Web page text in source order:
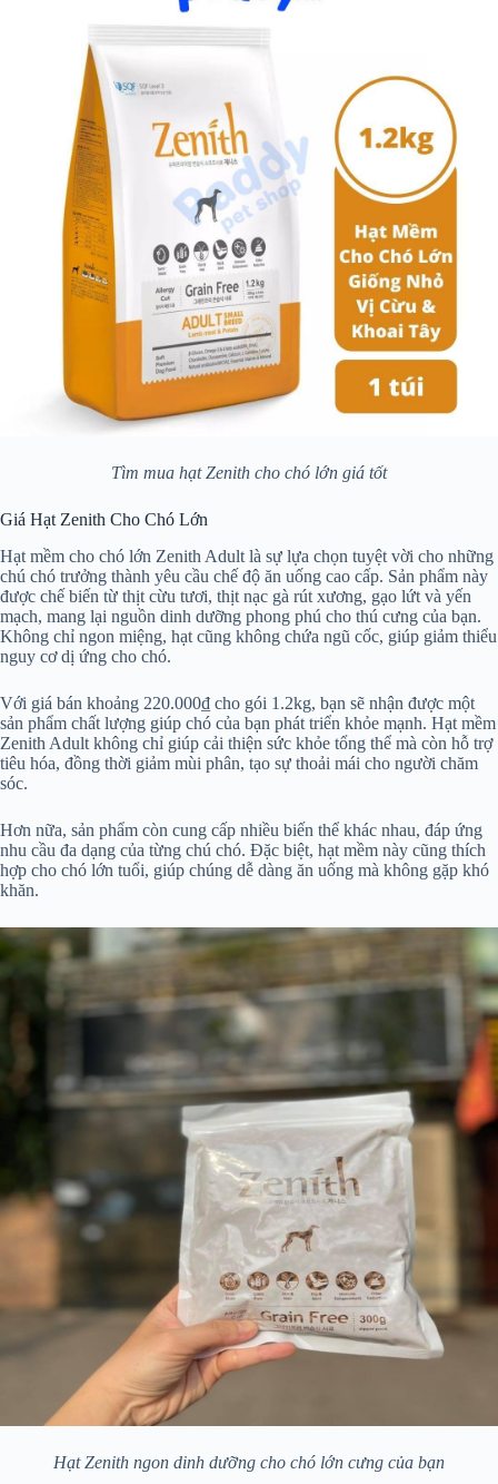
Tìm mua hạt Zenith cho chó lớn giá tốt
Giá Hạt Zenith Cho Chó Lớn
Hạt mềm cho chó lớn Zenith Adult là sự lựa chọn tuyệt vời cho những
chú chó trưởng thành yêu cầu chế độ ăn uống cao cấp. Sản phẩm này
được chế biến từ thịt cừu tươi, thịt nạc gà rút xương, gạo lứt và yến
mạch, mang lại nguồn dinh dưỡng phong phú cho thú cưng của bạn.
Không chỉ ngon miệng, hạt cũng không chứa ngũ cốc, giúp giảm thiểu
nguy cơ dị ứng cho chó.
Với giá bán khoảng 220.000₫ cho gói 1.2kg, bạn sẽ nhận được một
sản phẩm chất lượng giúp chó của bạn phát triển khỏe mạnh. Hạt mềm
Zenith Adult không chỉ giúp cải thiện sức khỏe tổng thể mà còn hỗ trợ
tiêu hóa, đồng thời giảm mùi phân, tạo sự thoải mái cho người chăm
sóc.
Hơn nữa, sản phẩm còn cung cấp nhiều biến thể khác nhau, đáp ứng
nhu cầu đa dạng của từng chú chó. Đặc biệt, hạt mềm này cũng thích
hợp cho chó lớn tuổi, giúp chúng dễ dàng ăn uống mà không gặp khó
khăn.
Hạt Zenith ngon dinh dưỡng cho chó lớn cưng của bạn